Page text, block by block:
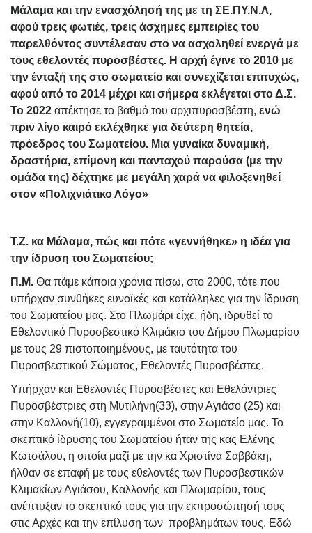
Μάλαμα και την ενασχόλησή της με τη ΣΕ.ΠΥ.Ν.Λ,
αφού τρεις φωτιές, τρεις άσχημες εμπειρίες του
παρελθόντος συντέλεσαν στο να ασχοληθεί ενεργά με
τους εθελοντές πυροσβέστες. Η αρχή έγινε το 2010 με
την ένταξή της στο σωματείο και συνεχίζεται επιτυχώς,
αφού από το 2014 μέχρι και σήμερα εκλέγεται στο Δ.Σ.
Το 2022 απέκτησε το βαθμό του αρχιπυροσβέστη, ενώ
πριν λίγο καιρό εκλέχθηκε για δεύτερη θητεία,
πρόεδρος του Σωματείου. Μια γυναίκα δυναμική,
δραστήρια, επίμονη και πανταχού παρούσα (με την
ομάδα της) δέχτηκε με μεγάλη χαρά να φιλοξενηθεί
στον «Πολιχνιάτικο Λόγο»
Τ.Ζ. κα Μάλαμα, πώς και πότε «γεννήθηκε» η ιδέα για
την ίδρυση του Σωματείου;
Π.Μ. Θα πάμε κάποια χρόνια πίσω, στο 2000, τότε που
υπήρχαν συνθήκες ευνοϊκές και κατάλληλες για την ίδρυση
του Σωματείου μας. Στο Πλωμάρι είχε, ήδη, ιδρυθεί το
Εθελοντικό Πυροσβεστικό Κλιμάκιο του Δήμου Πλωμαρίου
με τους 29 πιστοποιημένους, με ταυτότητα του
Πυροσβεστικού Σώματος, Εθελοντές Πυροσβέστες.
Υπήρχαν και Εθελοντές Πυροσβέστες και Εθελόντριες
Πυροσβέστριες στη Μυτιλήνη(33), στην Αγιάσο (25) και
στην Καλλονή(10), εγγεγραμμένοι στο Σωματείο μας. Το
σκεπτικό ίδρυσης του Σωματείου ήταν της κας Ελένης
Κωτσάλου, η οποία μαζί με την κα Χριστίνα Σαββάκη,
ήλθαν σε επαφή με τους εθελοντές των Πυροσβεστικών
Κλιμακίων Αγιάσου, Καλλονής και Πλωμαρίου, τους
ανέπτυξαν το σκεπτικό τους για την εκπροσώπησή τους
στις Αρχές και την επίλυση των προβλημάτων τους. Εδώ